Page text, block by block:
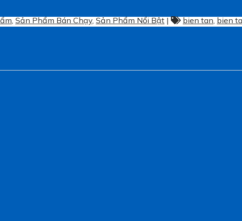
,Sản Phẩm Bán Chạy,Sản Phẩm Nổi Bật | bien tan,bien